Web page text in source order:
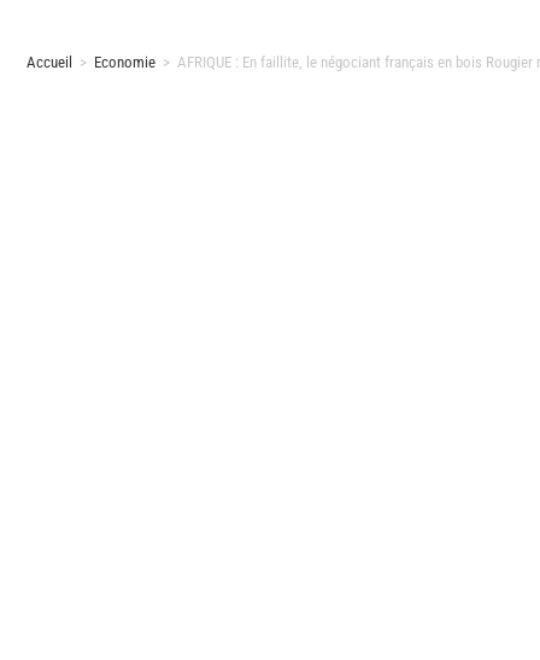
Accueil > Economie > AFRIQUE : En faillite, le négociant français en bois